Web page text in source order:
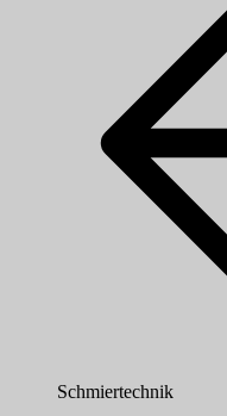
Schmiertechnik